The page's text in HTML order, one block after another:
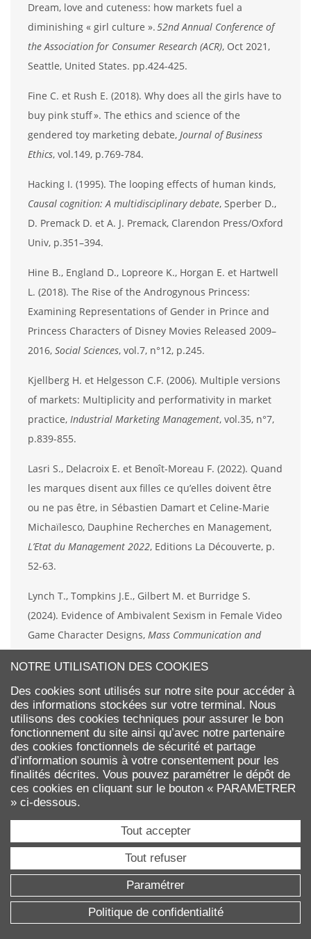
NOTRE UTILISATION DES COOKIES
Des cookies sont utilisés sur notre site pour accéder à
des informations stockées sur votre terminal. Nous
utilisons des cookies techniques pour assurer le bon
fonctionnement du site ainsi qu’avec notre partenaire
des cookies fonctionnels de sécurité et partage
d’information soumis à votre consentement pour les
finalités décrites. Vous pouvez paramétrer le dépôt de
ces cookies en cliquant sur le bouton « PARAMETRER
» ci-dessous.
Tout accepter
Tout refuser
Paramétrer
Politique de confidentialité
Dream, love and cuteness: how markets fuel a
diminishing « girl culture ».52nd Annual Conference of
the Association for Consumer Research (ACR), Oct 2021,
Seattle, United States. pp.424-425.
Fine C. et Rush E. (2018). Why does all the girls have to
buy pink stuff ». The ethics and science of the
gendered toy marketing debate, Journal of Business
Ethics, vol.149, p.769-784.
Hacking I. (1995). The looping effects of human kinds,
Causal cognition: A multidisciplinary debate, Sperber D.,
D. Premack D. et A. J. Premack, Clarendon Press/Oxford
Univ, p.351–394.
Hine B., England D., Lopreore K., Horgan E. et Hartwell
L. (2018). The Rise of the Androgynous Princess:
Examining Representations of Gender in Prince and
Princess Characters of Disney Movies Released 2009–
2016, Social Sciences, vol.7, n°12, p.245.
Kjellberg H. et Helgesson C.F. (2006). Multiple versions
of markets: Multiplicity and performativity in market
practice, Industrial Marketing Management, vol.35, n°7,
p.839-855.
Lasri S., Delacroix E. et Benoît-Moreau F. (2022). Quand
les marques disent aux filles ce qu’elles doivent être
ou ne pas être, in Sébastien Damart et Celine-Marie
Michaïlesco, Dauphine Recherches en Management,
L’Etat du Management 2022, Editions La Découverte, p.
52-63.
Lynch T., Tompkins J.E., Gilbert M. et Burridge S.
(2024). Evidence of Ambivalent Sexism in Female Video
Game Character Designs, Mass Communication and
Searle J. (1998). La construction de la réalité sociale
Essais Gallimard.
Spielmann N., Dobscha S. et Lowrey T.M. (2021). Real
Men Don’t Buy “Mrs. Clean”: Gender Bias in Gendered
Brands,Journal of the Association for Consumer Research,
vol. 6, n°2, pp. 211-222.
West C. et Zimmerman D.H. (1987). Doing gender,
Gender and Society, vol. 1, n°2, p.125-151.
Florence Benoît-Moreau,Fabienne Berger-
Sarah Lasri